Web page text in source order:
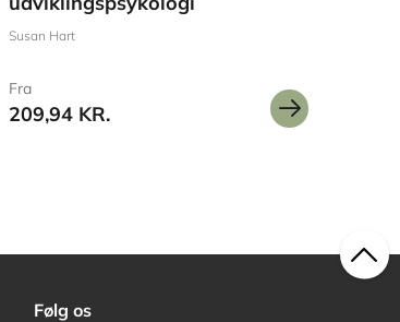
Susan Hart
Fra
209,94 KR.
Følg os